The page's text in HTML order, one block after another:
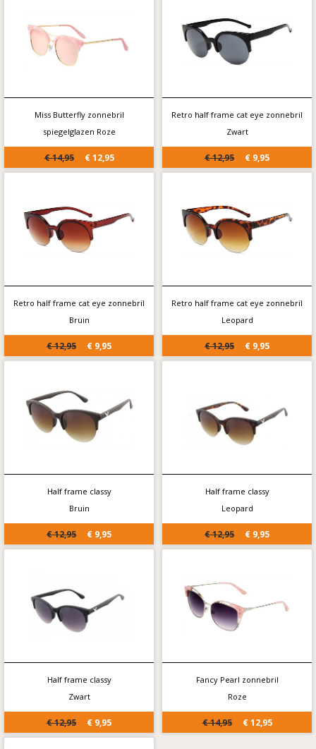
Miss Butterfly zonnebril
spiegelglazen Roze
€ 14,95 € 12,95
Retro half frame cat eye zonnebril
Zwart
€ 12,95 € 9,95
Retro half frame cat eye zonnebril
Bruin
€ 12,95 € 9,95
Retro half frame cat eye zonnebril
Leopard
€ 12,95 € 9,95
Half frame classy
Bruin
€ 12,95 € 9,95
Half frame classy
Leopard
€ 12,95 € 9,95
Half frame classy
Zwart
€ 12,95 € 9,95
Fancy Pearl zonnebril
Roze
€ 14,95 € 12,95